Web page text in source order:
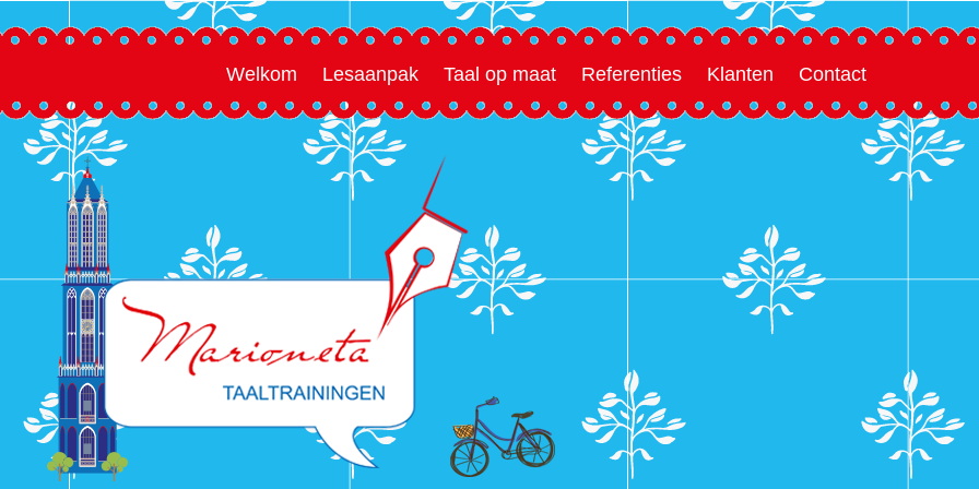
Welkom Lesaanpak Taal op maat Referenties Klanten Contact